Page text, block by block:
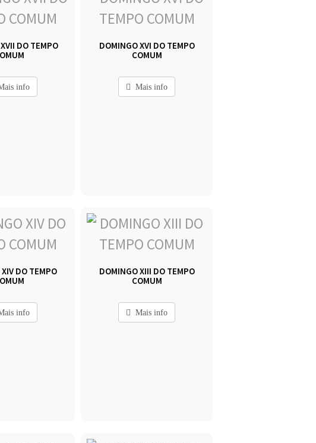
DO TEMPO
info
DOMINGO XVI DO TEMPO
COMUM
Mais info
DO TEMPO
info
DOMINGO XIII DO TEMPO
COMUM
Mais info